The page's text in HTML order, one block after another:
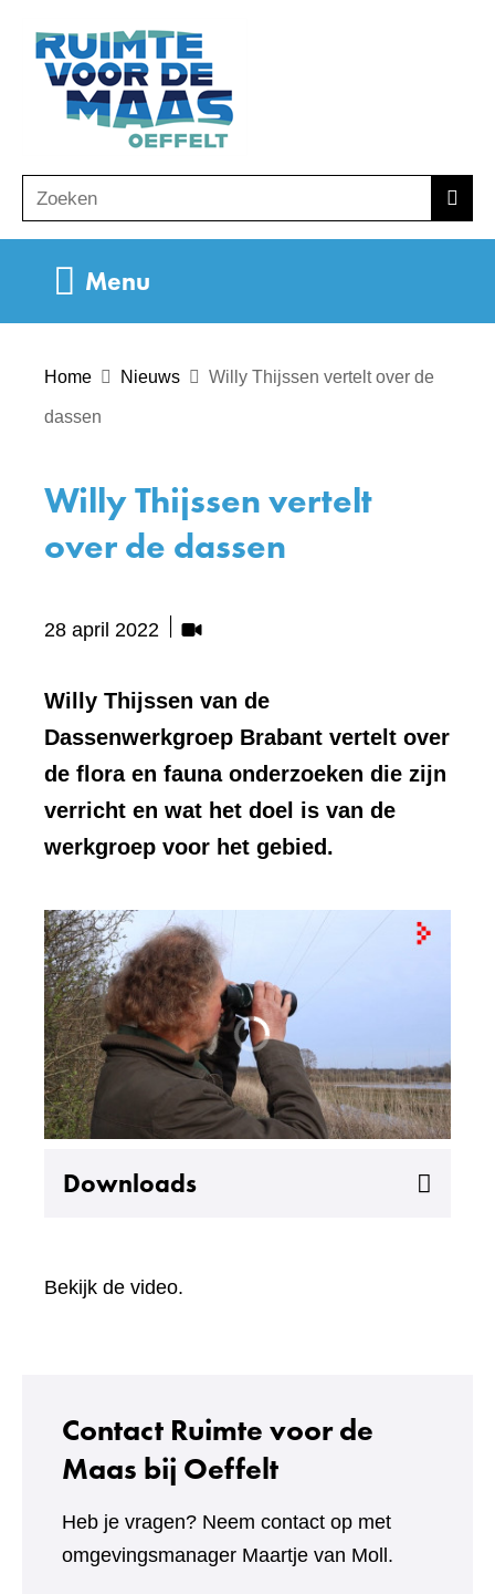
o
e
Zoeken
Menu
Home Nieuws Willy Thijssen vertelt over de
dassen
Willy Thijssen vertelt
over de dassen
28 april 2022 Bevat
element:
Video
Willy Thijssen van de
Dassenwerkgroep Brabant vertelt over
de flora en fauna onderzoeken die zijn
verricht en wat het doel is van de
werkgroep voor het gebied.
Downloads
Uitklappen
Bekijk de video.
Contact Ruimte voor de
Maas bij Oeffelt
Heb je vragen? Neem contact op met
omgevingsmanager Maartje van Moll.